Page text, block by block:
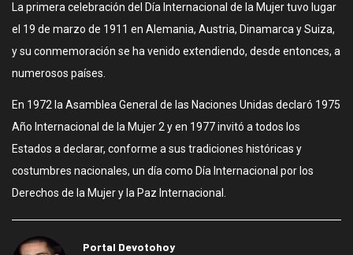
La primera celebración del Día Internacional de la Mujer tuvo lugar
el 19 de marzo de 1911 en Alemania, Austria, Dinamarca y Suiza,
y su conmemoración se ha venido extendiendo, desde entonces, a
numerosos países.
En 1972 la Asamblea General de las Naciones Unidas declaró 1975
Año Internacional de la Mujer 2​ y en 1977 ​invitó a todos los
Estados a declarar, conforme a sus tradiciones históricas y
costumbres nacionales, un día como Día Internacional por los
Derechos de la Mujer y la Paz Internacional.
Portal Devotohoy